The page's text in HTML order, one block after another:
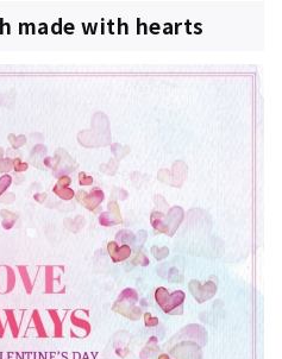
made with hearts